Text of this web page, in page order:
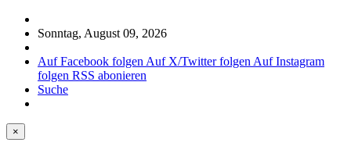
Sonntag, August 09, 2026
Auf Facebook folgen Auf X/Twitter folgen Auf Instagram
folgen RSS abonieren
Suche
×